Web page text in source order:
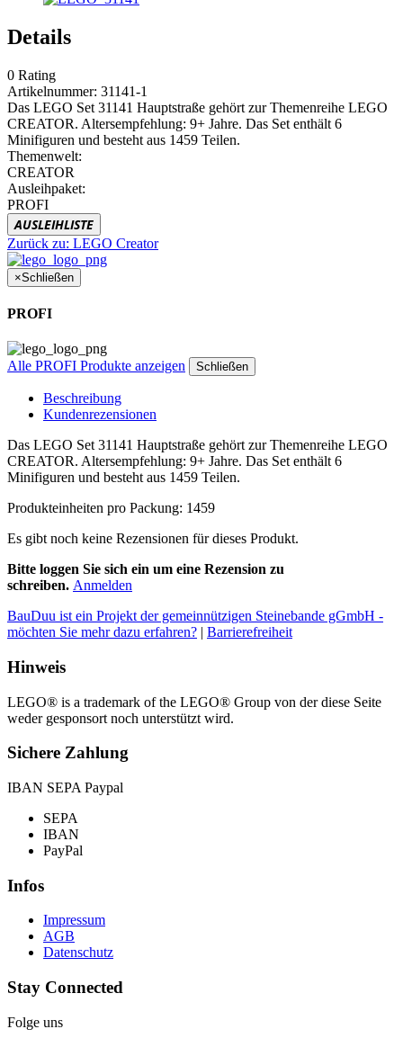
Details
0 Rating
Artikelnummer: 31141-1
Das LEGO Set 31141 Hauptstraße gehört zur Themenreihe LEGO
CREATOR. Altersempfehlung: 9+ Jahre. Das Set enthält 6
Minifiguren und besteht aus 1459 Teilen.
Themenwelt:
CREATOR
Ausleihpaket:
PROFI
AUSLEIHLISTE
Zurück zu: LEGO Creator
×Schließen
PROFI
Alle PROFI Produkte anzeigen Schließen
Beschreibung
Kundenrezensionen
Das LEGO Set 31141 Hauptstraße gehört zur Themenreihe LEGO
CREATOR. Altersempfehlung: 9+ Jahre. Das Set enthält 6
Minifiguren und besteht aus 1459 Teilen.
Produkteinheiten pro Packung: 1459
Es gibt noch keine Rezensionen für dieses Produkt.
Bitte loggen Sie sich ein um eine Rezension zu
schreiben. Anmelden
BauDuu ist ein Projekt der gemeinnützigen Steinebande gGmbH -
möchten Sie mehr dazu erfahren? | Barrierefreiheit
Hinweis
LEGO® is a trademark of the LEGO® Group von der diese Seite
weder gesponsort noch unterstützt wird.
Sichere Zahlung
IBAN SEPA Paypal
SEPA
IBAN
PayPal
Infos
Impressum
AGB
Datenschutz
Stay Connected
Folge uns